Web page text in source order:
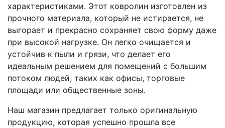
характеристиками. Этот ковролин изготовлен из
прочного материала, который не истирается, не
выгорает и прекрасно сохраняет свою форму даже
при высокой нагрузке. Он легко очищается и
устойчив к пыли и грязи, что делает его
идеальным решением для помещений с большим
потоком людей, таких как офисы, торговые
площади или общественные зоны.
Наш магазин предлагает только оригинальную
продукцию, которая успешно прошла все